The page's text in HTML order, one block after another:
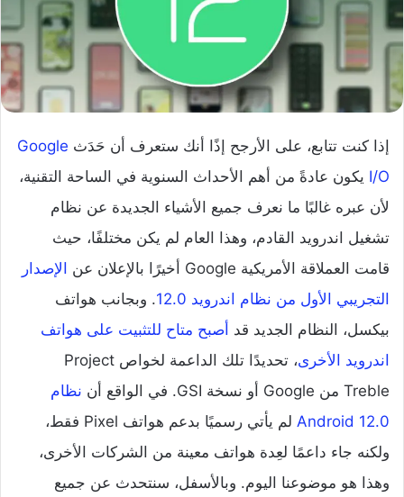
إذا كنت تتابع، على الأرجح إذًا أنك ستعرف أن حَدَث Google
I/O يكون عادةً من أهم الأحداث السنوية في الساحة التقنية،
لأن عبره غالبًا ما نعرف جميع الأشياء الجديدة عن نظام
تشغيل اندرويد القادم، وهذا العام لم يكن مختلفًا، حيث
قامت العملاقة الأمريكية Google أخيرًا بالإعلان عن
الإصدار
التجريبي الأول من نظام اندرويد 12.0
. وبجانب هواتف
بيكسل، النظام الجديد قد أصبح متاح للتثبيت على هواتف
اندرويد الأخرى
، تحديدًا تلك الداعمة لخواص Project
Treble من Google أو نسخة GSI. في الواقع أن
نظام
Android 12.0
لم يأتي رسميًا بدعم هواتف Pixel فقط،
ولكنه جاء داعمًا لعِدة هواتف معينة من الشركات الأخرى،
وهذا هو موضوعنا اليوم. وبالأسفل، سنتحدث عن جميع